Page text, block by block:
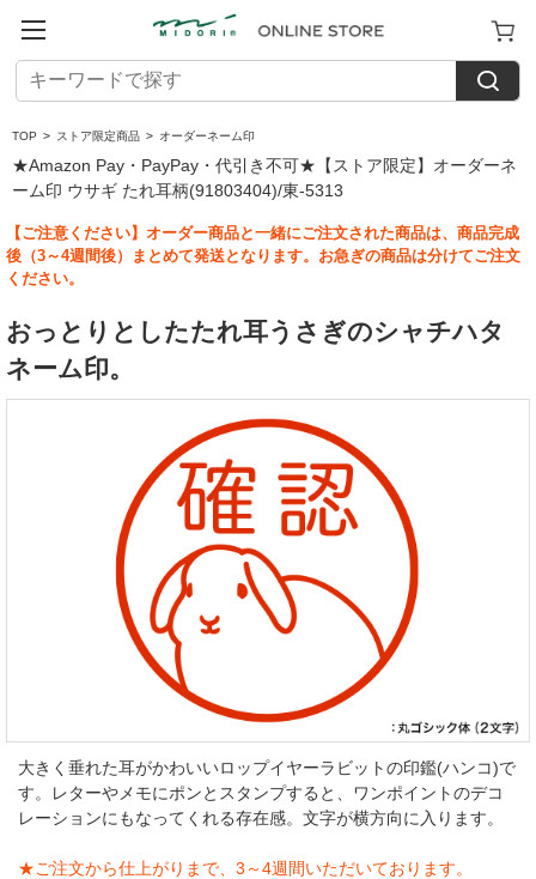
TOP > ストア限定商品 > オーダーネーム印
★Amazon Pay・PayPay・代引き不可★【ストア限定】オーダーネ
ーム印 ウサギ たれ耳柄(91803404)/東-5313
【ご注意ください】オーダー商品と一緒にご注文された商品は、商品完成
後（3～4週間後）まとめて発送となります。お急ぎの商品は分けてご注文
ください。
おっとりとしたたれ耳うさぎのシャチハタ
ネーム印。
大きく垂れた耳がかわいいロップイヤーラビットの印鑑(ハンコ)で
す。レターやメモにポンとスタンプすると、ワンポイントのデコ
レーションにもなってくれる存在感。文字が横方向に入ります。
★ご注文から仕上がりまで、3～4週間いただいております。